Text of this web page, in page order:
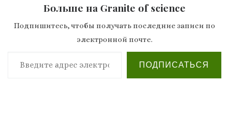
Больше на Granite of science
Подпишитесь, чтобы получать последние записи по
электронной почте.
Введите адрес электронной почты…
ПОДПИСАТЬСЯ